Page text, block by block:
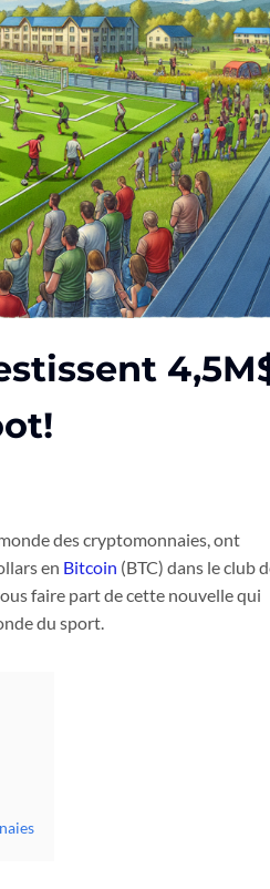
des cryptomonnaies, ont
en Bitcoin (BTC) dans le club
faire part de cette nouvelle qui
du sport.